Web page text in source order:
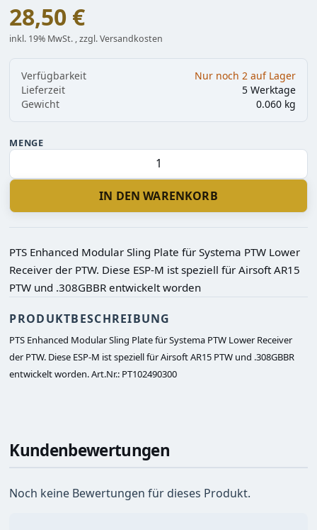
28,50 €
inkl. 19% MwSt. , zzgl. Versandkosten
Verfügbarkeit
Nur noch 2 auf Lager
Lieferzeit
5 Werktage
Gewicht
0.060 kg
MENGE
IN DEN WARENKORB
PTS Enhanced Modular Sling Plate für Systema PTW Lower
Receiver der PTW. Diese ESP-M ist speziell für Airsoft AR15
PTW und .308GBBR entwickelt worden
PRODUKTBESCHREIBUNG
PTS Enhanced Modular Sling Plate für Systema PTW Lower Receiver
der PTW. Diese ESP-M ist speziell für Airsoft AR15 PTW und .308GBBR
entwickelt worden. Art.Nr.: PT102490300
Kundenbewertungen
Noch keine Bewertungen für dieses Produkt.